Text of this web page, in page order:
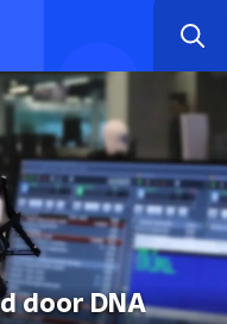
door DNA